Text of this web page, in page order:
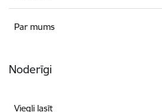
Par mums
Noderīgi
Viegli lasīt